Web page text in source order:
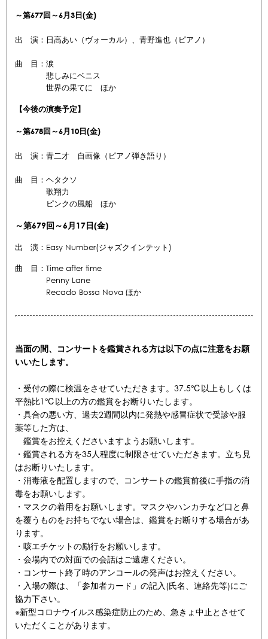
～第677回～6月3日(金)
出 演：日高あい（ヴォーカル）、青野進也（ピアノ）
曲 目：涙
悲しみにベニス
世界の果てに ほか
【今後の演奏予定】
～第678回～6月10日(金)
出 演：青二才 自画像（ピアノ弾き語り）
曲 目：ヘタクソ
歌翔力
ピンクの風船 ほか
～第679回～6月17日(金)
出 演：Easy Number(ジャズクインテット)
曲 目：Time after time
Penny Lane
Recado Bossa Nova ほか
当面の間、コンサートを鑑賞される方は以下の点に注意をお願
いいたします。
・受付の際に検温をさせていただきます。37.5℃以上もしくは
平熱比1℃以上の方の鑑賞をお断りいたします。
・具合の悪い方、過去2週間以内に発熱や感冒症状で受診や服
薬等した方は、
鑑賞をお控えくださいますようお願いします。
・鑑賞される方を35人程度に制限させていただきます。立ち見
はお断りいたします。
・消毒液を配置しますので、コンサートの鑑賞前後に手指の消
毒をお願いします。
・マスクの着用をお願いします。マスクやハンカチなど口と鼻
を覆うものをお持ちでない場合は、鑑賞をお断りする場合があ
ります。
・咳エチケットの励行をお願いします。
・会場内での対面での会話はご遠慮ください。
・コンサート終了時のアンコールの発声はお控えください。
・入場の際は、「参加者カード」の記入(氏名、連絡先等)にご
協力下さい。
※新型コロナウイルス感染症防止のため、急きょ中止とさせて
いただくことがあります。